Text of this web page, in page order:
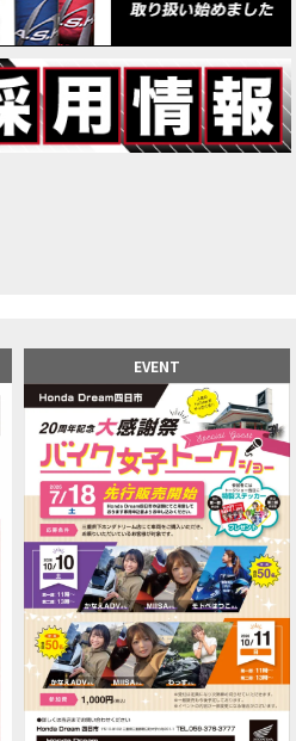
販売中！！
女子】ごめんなさい。大切なツーリング
女子】下道444kmぶっ通しで走った結果
女子】最安！三重→東京〇〇〇円で行けち
パーカブ110レビュー！C125 CT125で女
！大型二輪教習から10年目の素直
バイクじゃない？低身長女が検証します
ツーリング】バイク女子、仲悪いって本
ー！Gold Wing Tour 50th ANNIVWRSARY
】初めてモンキー！意外な◯◯へ行
アラー「Gold Wing Tour」と特別仕様の
女性ライダーツーリングを満喫しました
ーの実態】恥ずかしいけど、暴露しました
換に行ったつもりが…まさかの大出費！？
RALLY」「CRF250 RALLY＜s＞」の
」「CRF250L＜s＞」のカラーリン
スーパースポーツモデル「CBR250RR」
鈴鹿】20周年記念・大感謝祭イベント 大人気バ
BIG1 Final Edition CB 1300在庫車あり
EVENT